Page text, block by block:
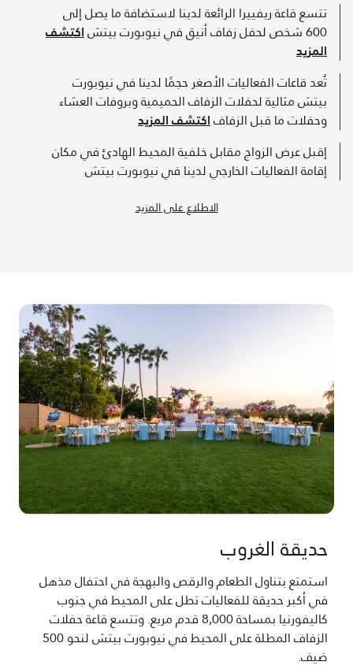
تتسع قاعة ريفييرا الرائعة لدينا لاستضافة ما يصل إلى
600 شخص لحفل زفاف أنيق في نيوبورت بيتش
اكتشف
المزيد
تُعد قاعات الفعاليات الأصغر حجمًا لدينا في نيوبورت
بيتش مثالية لحفلات الزفاف الحميمية وبروفات العشاء
وحفلات ما قبل الزفافاكتشف المزيد
إقبل عرض الزواج مقابل خلفية المحيط الهادئ في مكان
إقامة الفعاليات الخارجي لدينا في نيوبورت بيتش
الاطلاع على المزيد
حديقة الغروب
استمتع بتناول الطعام والرقص والبهجة في احتفال مذهل
في أكبر حديقة للفعاليات تطل على المحيط في جنوب
كاليفورنيا بمساحة 8,000 قدم مربع. وتتسع قاعة حفلات
الزفاف المطلة على المحيط في نيوبورت بيتش لنحو 500
ضيف.